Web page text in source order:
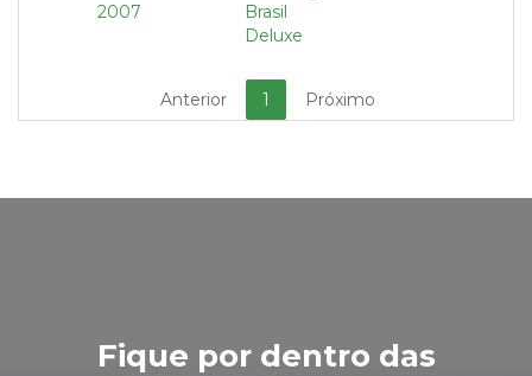
2007
Brasil
Deluxe
Anterior 1 Próximo
Fique por dentro das